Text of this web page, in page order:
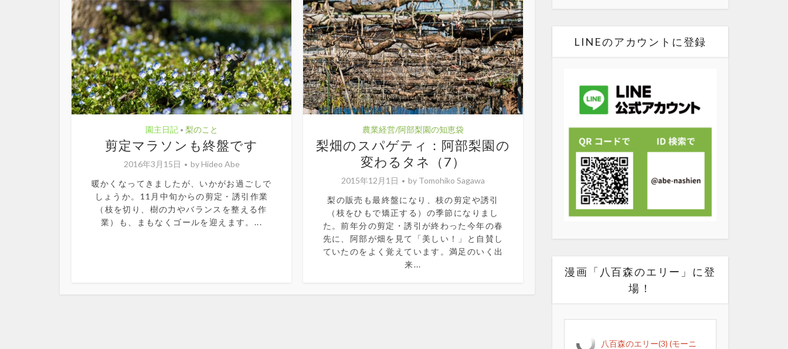
園主日記 • 梨のこと
剪定マラソンも終盤です
2016年3月15日 byHideo Abe
暖かくなってきましたが、いかがお過ごしで
しょうか。11月中旬からの剪定・誘引作業
（枝を切り、樹の力やバランスを整える作
業）も、まもなくゴールを迎えます。...
農業経営/阿部梨園の知恵袋
梨畑のスパゲティ：阿部梨園の
変わるタネ（7）
2015年12月1日 by Tomohiko Sagawa
梨の販売も最終盤になり、枝の剪定や誘引
（枝をひもで矯正する）の季節になりまし
た。前年分の剪定・誘引が終わった今年の春
先に、阿部が畑を見て「美しい！」と自賛し
ていたのをよく覚えています。満足のいく出
来...
LINEのアカウントに登録
漫画「八百森のエリー」に登
場！
八百森のエリー(3) (モーニ